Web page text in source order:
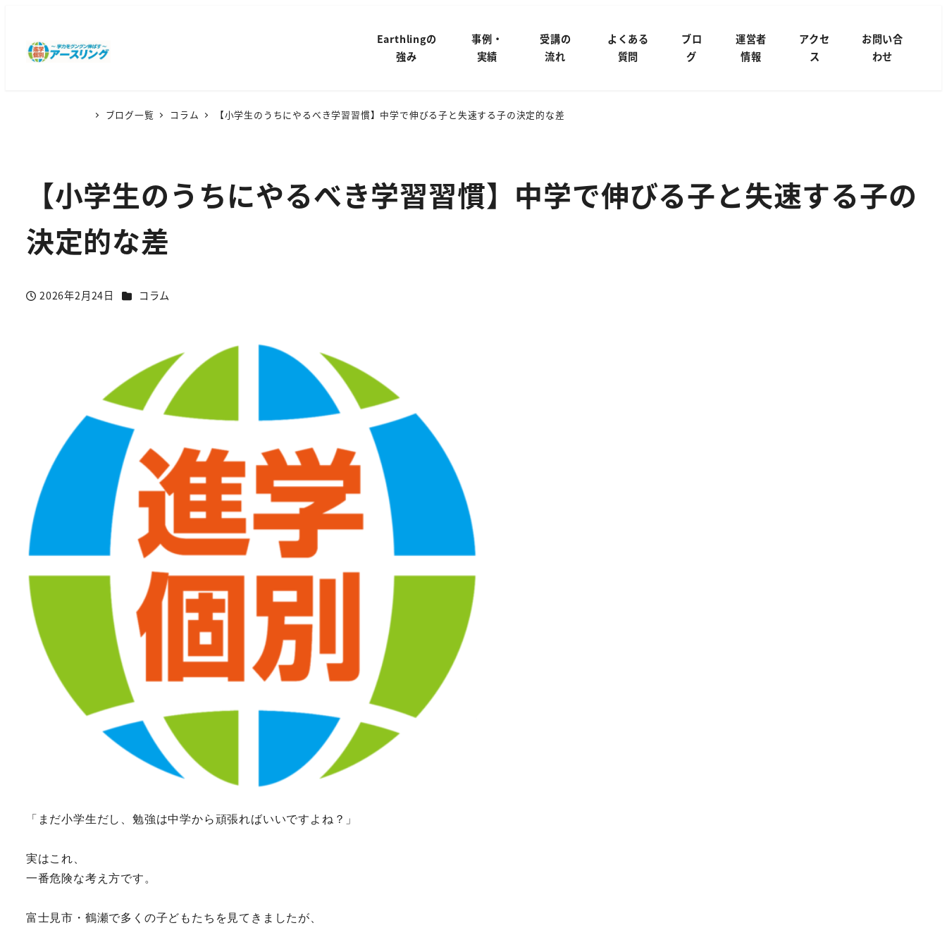
Earthlingの
強み
事例・
実績
受講の
流れ
よくある
質問
ブロ
グ
運営者
情報
アクセ
ス
お問い合
わせ
ブログ一覧 コラム 【小学生のうちにやるべき学習習慣】中学で伸びる子と失速する子の決定的な差
【小学生のうちにやるべき学習習慣】中学で伸びる子と失速する子の
決定的な差
投稿日
2026年2月24日 カテゴリー
コラム
「まだ小学生だし、勉強は中学から頑張ればいいですよね？」
実はこれ、
一番危険な考え方です。
富士見市・鶴瀬で多くの子どもたちを見てきましたが、